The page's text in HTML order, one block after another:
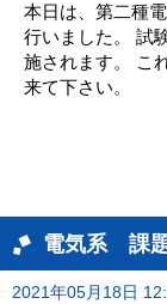
本日は、第二種
行いました。 試
施されます。 こ
来て下さい。
電気系 課
2021年05月18日